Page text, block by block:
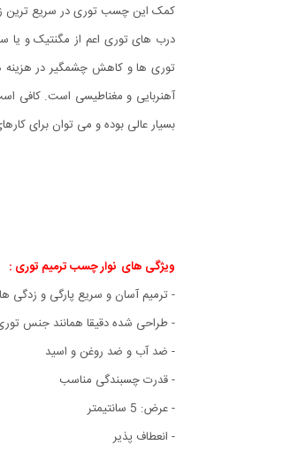
کمک این چسب توری در سریع ترین
درب های توری اعم از مگنتیک و یا
توری ها و کاهش چشمگیر در هزینه
آهنربایی و مغناطیسی است. کافی
بسیار عالی بوده و می توان برای
ویژگی های نوار چسب ترمیم توری :
- ترمیم آسان و سریع پارگی و زدگی
- طراحی شده دقیقا همانند جنس
- ضد آب و ضد روغن و اسید
- قدرت چسبندگی مناسب
- عرض: 5 سانتیمتر
- انعطاف پذیر